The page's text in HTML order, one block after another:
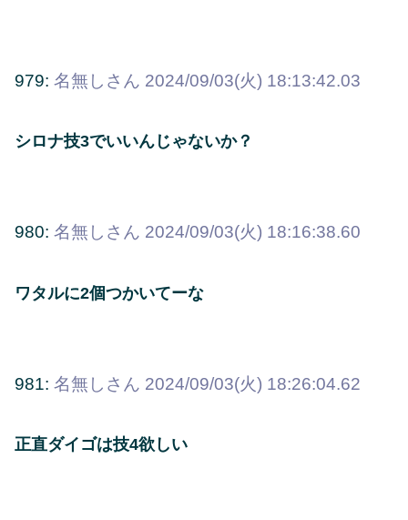
979: 名無しさん 2024/09/03(火) 18:13:42.03
シロナ技3でいいんじゃないか？
980: 名無しさん 2024/09/03(火) 18:16:38.60
ワタルに2個つかいてーな
981: 名無しさん 2024/09/03(火) 18:26:04.62
正直ダイゴは技4欲しい